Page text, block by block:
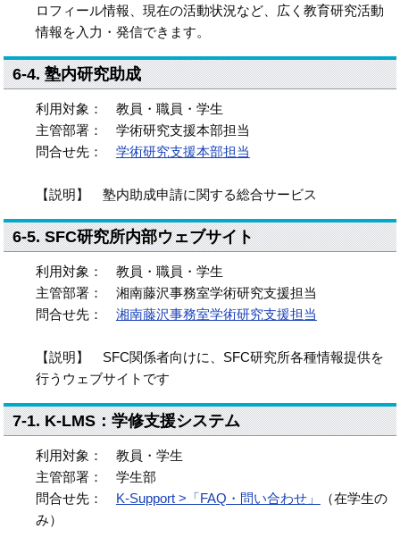
ロフィール情報、現在の活動状況など、広く教育研究活動
情報を入力・発信できます。
6-4. 塾内研究助成
利用対象： 教員・職員・学生
主管部署： 学術研究支援本部担当
問合せ先： 学術研究支援本部担当
【説明】 塾内助成申請に関する総合サービス
6-5. SFC研究所内部ウェブサイト
利用対象： 教員・職員・学生
主管部署： 湘南藤沢事務室学術研究支援担当
問合せ先： 湘南藤沢事務室学術研究支援担当
【説明】 SFC関係者向けに、SFC研究所各種情報提供を
行うウェブサイトです
7-1. K-LMS：学修支援システム
利用対象： 教員・学生
主管部署： 学生部
問合せ先： K-Support >「FAQ・問い合わせ」
（在学生の
み）